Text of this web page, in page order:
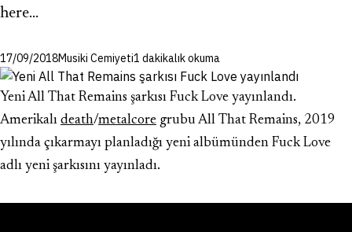
here…
17/09/2018Musiki Cemiyeti1 dakikalık okuma
Yeni All That Remains şarkısı Fuck Love yayınlandı.
Amerikalı death/metalcore grubu All That Remains, 2019
yılında çıkarmayı planladığı yeni albümünden Fuck Love
adlı yeni şarkısını yayınladı.